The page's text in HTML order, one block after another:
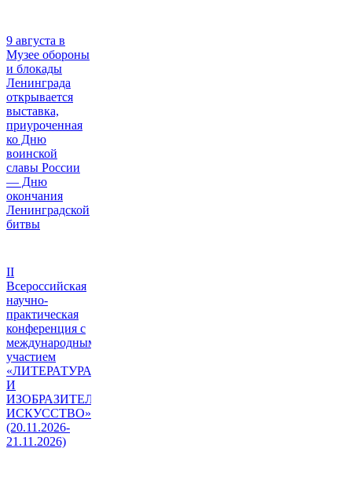
9 августа в
Музее обороны
и блокады
Ленинграда
открывается
выставка,
приуроченная
ко Дню
воинской
славы России
— Дню
окончания
Ленинградской
битвы
II
Всероссийская
научно-
практическая
конференция с
международным
участием
«ЛИТЕРАТУРА
И
ИЗОБРАЗИТЕЛЬНОЕ
ИСКУССТВО»
(20.11.2026-
21.11.2026)